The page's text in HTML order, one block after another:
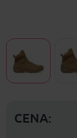
CENA: